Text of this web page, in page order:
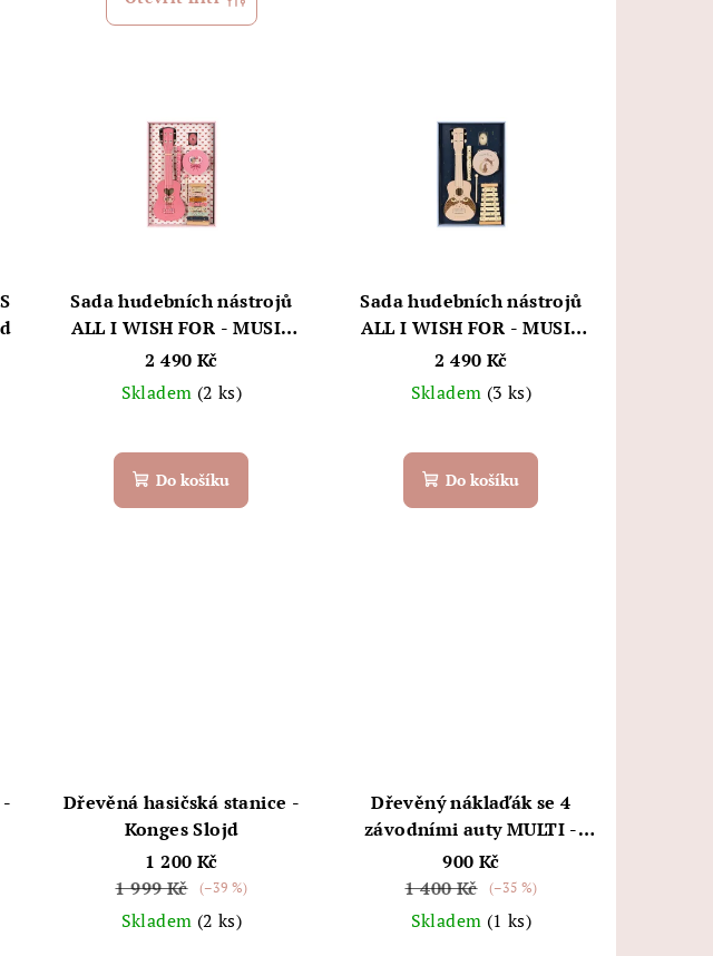
Sada hudebních nástrojů
ALL I WISH FOR - MUSIC
FSC, pink - Konges Sløjd
2 490 Kč
Skladem (2 ks)
Do košíku
Sada hudebních nástrojů
ALL I WISH FOR - MUSIC
FSC, brown - Konges Sløjd
2 490 Kč
Skladem (3 ks)
Do košíku
Dřevěná hasičská stanice -
Konges Slojd
1 200 Kč
1 999 Kč
(–39 %)
Skladem (2 ks)
Dřevěný náklaďák se 4
závodními auty MULTI -
Konges Sløjd
900 Kč
1 400 Kč
(–35 %)
Skladem (1 ks)